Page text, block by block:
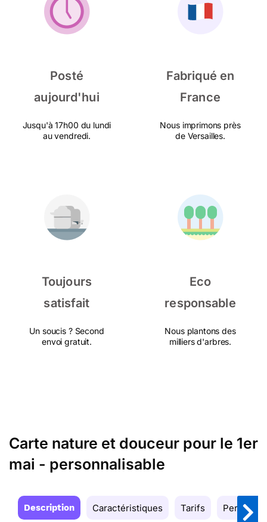
Posté
aujourd'hui
Jusqu'à 17h00 du lundi
au vendredi.
Fabriqué en
France
Nous imprimons près
de Versailles.
Toujours
satisfait
Un soucis ? Second
envoi gratuit.
Eco
responsable
Nous plantons des
milliers d'arbres.
Carte nature et douceur pour le 1er
mai - personnalisable
Description Caractéristiques Tarifs